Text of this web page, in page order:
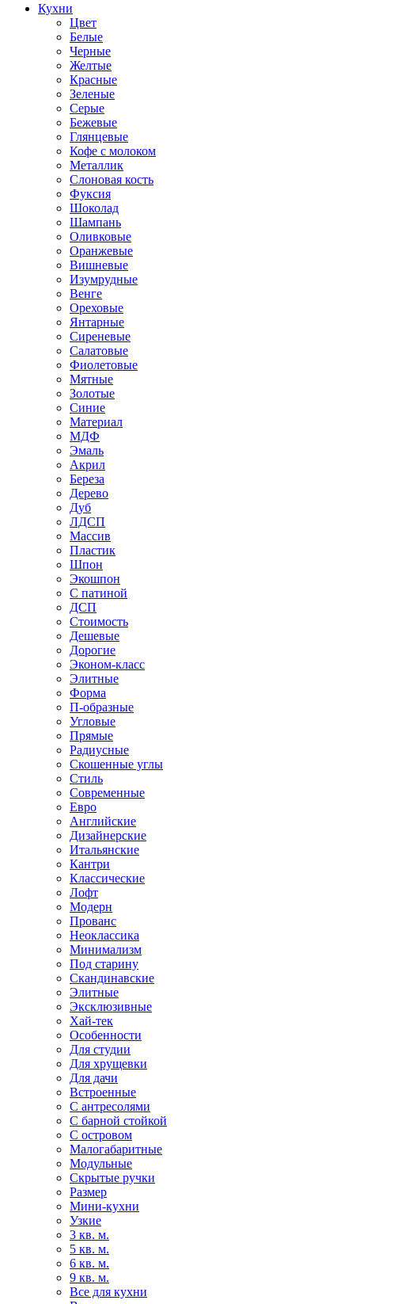
Кухни
Цвет
Белые
Черные
Желтые
Красные
Зеленые
Серые
Бежевые
Глянцевые
Кофе с молоком
Металлик
Слоновая кость
Фуксия
Шоколад
Шампань
Оливковые
Оранжевые
Вишневые
Изумрудные
Венге
Ореховые
Янтарные
Сиреневые
Салатовые
Фиолетовые
Мятные
Золотые
Синие
Материал
МДФ
Эмаль
Акрил
Береза
Дерево
Дуб
ЛДСП
Массив
Пластик
Шпон
Экошпон
С патиной
ДСП
Стоимость
Дешевые
Дорогие
Эконом-класс
Элитные
Форма
П-образные
Угловые
Прямые
Радиусные
Скошенные углы
Стиль
Современные
Евро
Английские
Дизайнерские
Итальянские
Кантри
Классические
Лофт
Модерн
Прованс
Неоклассика
Минимализм
Под старину
Скандинавские
Элитные
Эксклюзивные
Хай-тек
Особенности
Для студии
Для хрущевки
Для дачи
Встроенные
С антресолями
С барной стойкой
С островом
Малогабаритные
Модульные
Скрытые ручки
Размер
Мини-кухни
Узкие
3 кв. м.
5 кв. м.
6 кв. м.
9 кв. м.
Все для кухни